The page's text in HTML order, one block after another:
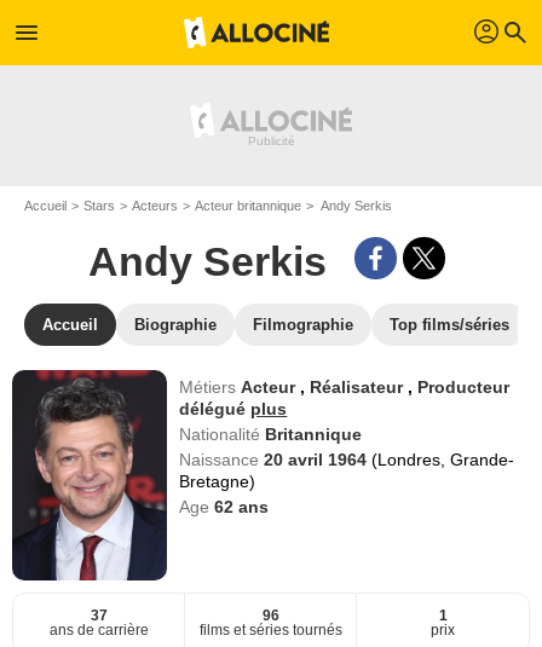
menu profil search
Accueil Stars Acteurs Acteur britannique Andy Serkis
Andy Serkis
Accueil Biographie Filmographie Top films/séries
MétiersActeur , Réalisateur , Producteur
délégué plus
Nationalité Britannique
Naissance20 avril 1964(Londres, Grande-
Bretagne)
Age62 ans
37
ans de carrière
96
films et séries tournés
1
prix